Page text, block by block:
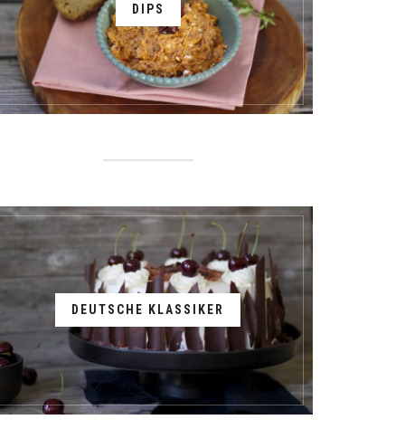
DIPS
DEUTSCHE KLASSIKER